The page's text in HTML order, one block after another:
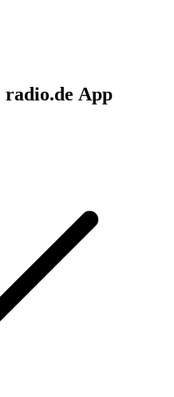
radio.de App